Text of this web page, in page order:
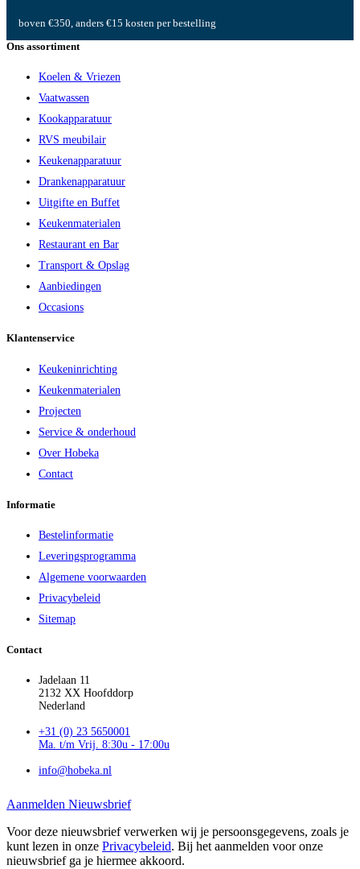
boven €350, anders €15 kosten per bestelling
Ons assortiment
Koelen & Vriezen
Vaatwassen
Kookapparatuur
RVS meubilair
Keukenapparatuur
Drankenapparatuur
Uitgifte en Buffet
Keukenmaterialen
Restaurant en Bar
Transport & Opslag
Aanbiedingen
Occasions
Klantenservice
Keukeninrichting
Keukenmaterialen
Projecten
Service & onderhoud
Over Hobeka
Contact
Informatie
Bestelinformatie
Leveringsprogramma
Algemene voorwaarden
Privacybeleid
Sitemap
Contact
Jadelaan 11
2132 XX Hoofddorp
Nederland
+31 (0) 23 5650001
Ma. t/m Vrij. 8:30u - 17:00u
info@hobeka.nl
Aanmelden Nieuwsbrief
Voor deze nieuwsbrief verwerken wij je persoonsgegevens, zoals je
kunt lezen in onze Privacybeleid. Bij het aanmelden voor onze
nieuwsbrief ga je hiermee akkoord.